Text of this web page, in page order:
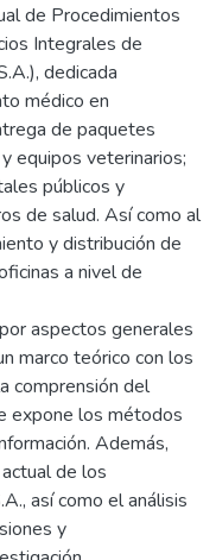
de Procedimientos
Integrales de
dedicada
médico en
de paquetes
equipos veterinarios;
públicos y
de salud. Así como al
y distribución de
a nivel de
aspectos generales
marco teórico con los
comprensión del
expone los métodos
Además,
de los
así como el análisis
y